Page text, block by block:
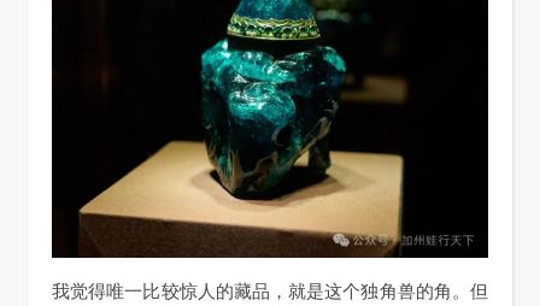
我觉得唯一比较惊人的藏品，就是这个独角兽的角。但